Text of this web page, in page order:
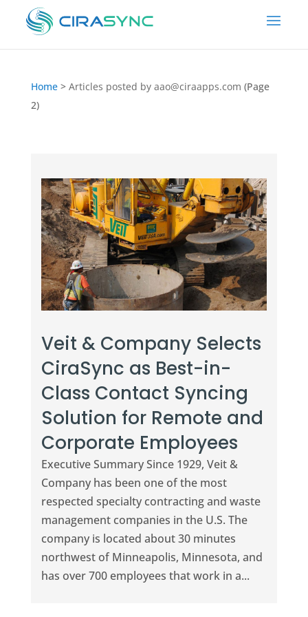
Home > Articles posted by aao@ciraapps.com (Page
2)
Veit & Company Selects
CiraSync as Best-in-
Class Contact Syncing
Solution for Remote and
Corporate Employees
Executive Summary Since 1929, Veit &
Company has been one of the most
respected specialty contracting and waste
management companies in the U.S. The
company is located about 30 minutes
northwest of Minneapolis, Minnesota, and
has over 700 employees that work in a...